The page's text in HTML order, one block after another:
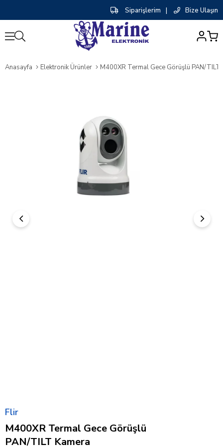
Siparişlerim | Bize Ulaşın
Anasayfa Elektronik Ürünler M400XR Termal Gece Görüşlü PAN/TILT
Flir
M400XR Termal Gece Görüşlü
PAN/TILT Kamera